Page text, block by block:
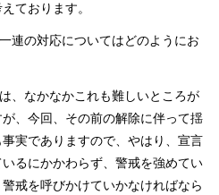
ております。
連の対応についてはどのようにお
、なかなかこれも難しいところが
、今回、その前の解除に伴って揺
実でありますので、やはり、宣言
るにかかわらず、警戒を強めてい
戒を呼びかけていかなければなら